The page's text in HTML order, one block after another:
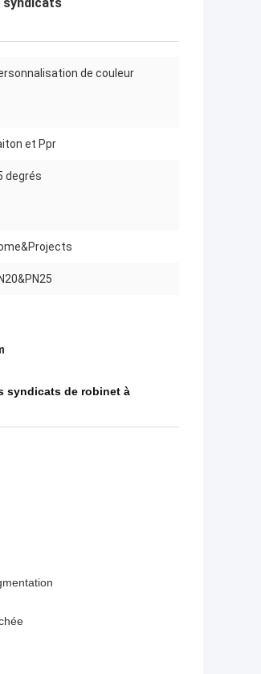
de couleur
et Ppr
degrés
syndicats de robinet à